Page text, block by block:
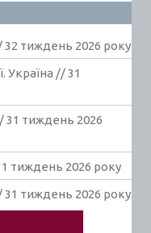
тиждень 2026 року
Україна // 31
31 тиждень 2026
тиждень 2026 року
тиждень 2026 року